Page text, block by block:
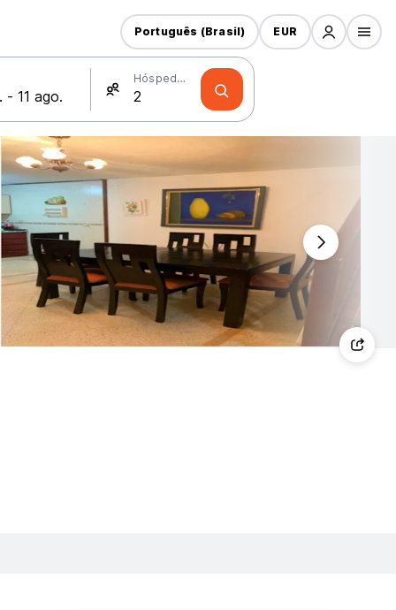
Hóspedes
Português (Brasil) EUR